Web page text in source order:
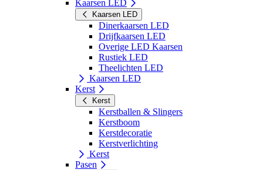
Kaarsen LED
Kaarsen LED
Dinerkaarsen LED
Drijfkaarsen LED
Overige LED Kaarsen
Rustiek LED
Theelichten LED
Kaarsen LED
Kerst
Kerst
Kerstballen & Slingers
Kerstboom
Kerstdecoratie
Kerstverlichting
Kerst
Pasen